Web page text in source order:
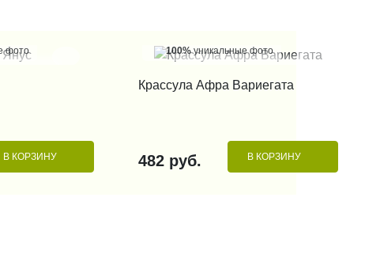
фото
В КОРЗИНУ
100%уникальные фото
Крассула Афра Вариегата
482 руб. В КОРЗИНУ